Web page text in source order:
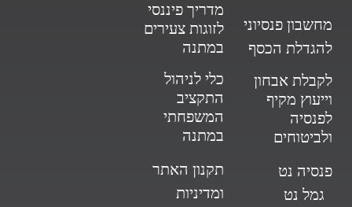
מחשבון פנסיוני
להגדלת הכסף
לקבלת אבחון
וייעוץ מקיף
לפנסיה
ולביטוחים
פנסיה נט
גמל נט
מדריך פיננסי
לזוגות צעירים
במתנה
כלי לניהול
התקציב
המשפחתי
במתנה
תקנון האתר
ומדיניות